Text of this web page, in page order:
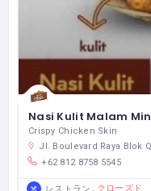
Nasi Kulit Malam
Crispy Chicken Skin
Jl. Boulevard Raya Blok QF1 No.5, RT.11/RW.12, Klp. Gading Bar.,
+62 812 8758 5545
レストラン クローズド